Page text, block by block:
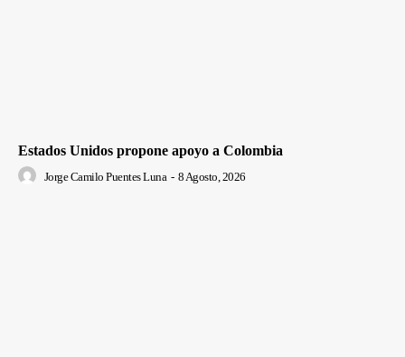
Estados Unidos propone apoyo a Colombia
Jorge Camilo Puentes Luna - 8 Agosto, 2026